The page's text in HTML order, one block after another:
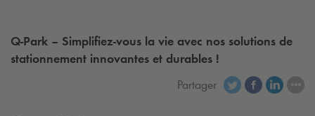
Q-Park – Simplifiez-vous la vie avec nos solutions de
stationnement innovantes et durables !
Partager